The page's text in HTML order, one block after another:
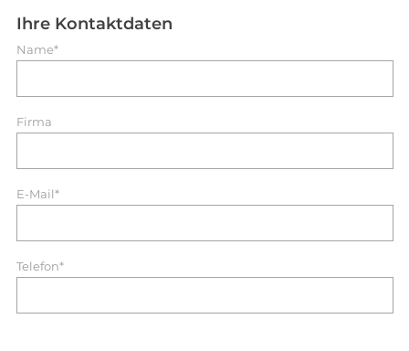
Ihre Kontaktdaten
Name*
Firma
E-Mail*
Telefon*